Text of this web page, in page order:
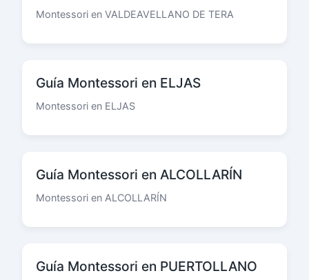
Montessori en VALDEAVELLANO DE TERA
Guía Montessori en ELJAS
Montessori en ELJAS
Guía Montessori en ALCOLLARÍN
Montessori en ALCOLLARÍN
Guía Montessori en PUERTOLLANO